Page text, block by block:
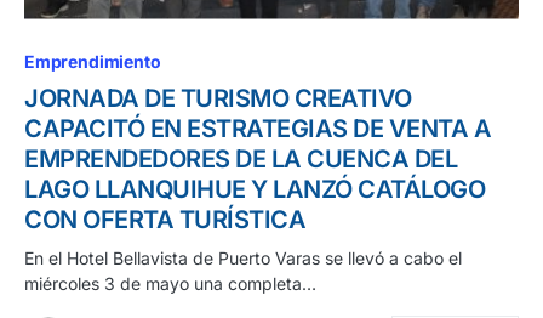
Emprendimiento
JORNADA DE TURISMO CREATIVO
CAPACITÓ EN ESTRATEGIAS DE VENTA A
EMPRENDEDORES DE LA CUENCA DEL
LAGO LLANQUIHUE Y LANZÓ CATÁLOGO
CON OFERTA TURÍSTICA
En el Hotel Bellavista de Puerto Varas se llevó a cabo el
miércoles 3 de mayo una completa…